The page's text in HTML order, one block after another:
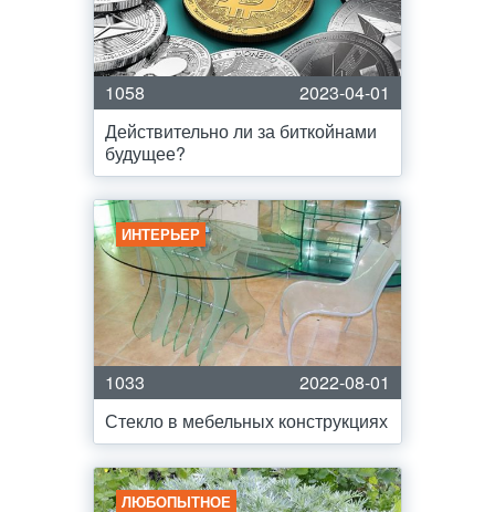
1058
2023-04-01
Действительно ли за биткойнами
будущее?
ИНТЕРЬЕР
1033
2022-08-01
Стекло в мебельных конструкциях
ЛЮБОПЫТНОЕ